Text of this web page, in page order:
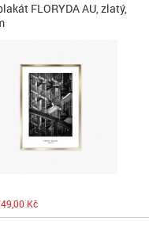
FLORYDA AU, zlatý,
Kč